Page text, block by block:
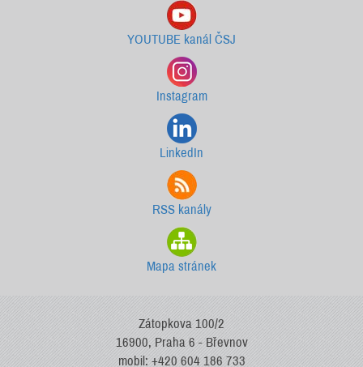
YOUTUBE kanál ČSJ
Instagram
LinkedIn
RSS kanály
Mapa stránek
Zátopkova 100/2
16900, Praha 6 - Břevnov
mobil: +420 604 186 733